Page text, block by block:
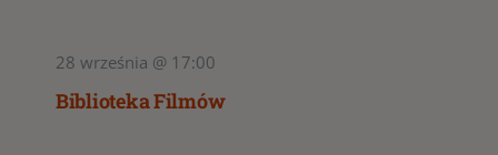
28 września @ 17:00
Biblioteka Filmów